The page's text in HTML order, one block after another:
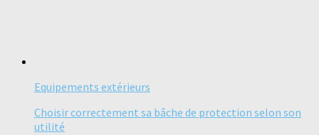
Equipements extérieurs
Choisir correctement sa bâche de protection selon son
utilité